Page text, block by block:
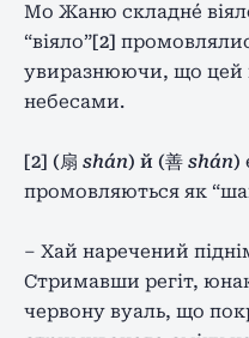
Мо Жаню складнé
“віяло”[2]
увиразнюючи, що цей
небесами.
[2] (扇 shán) й (善 shán)
промовляються як
– Хай наречений
Стримавши регіт,
червону вуаль, що